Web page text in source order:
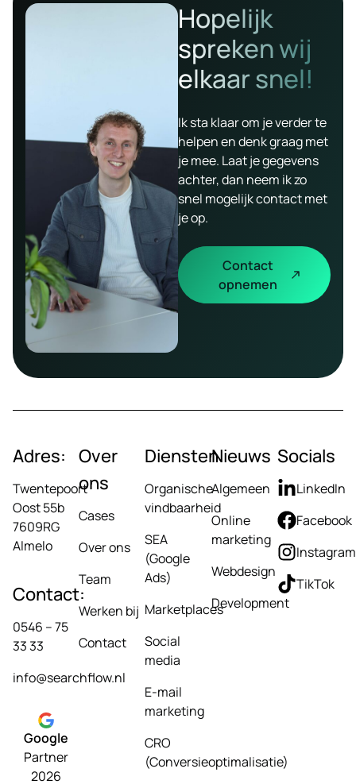
Hopelijk
spreken wij
elkaar snel!
Ik sta klaar om je verder te
helpen en denk graag met
je mee. Laat je gegevens
achter, dan neem ik zo
snel mogelijk contact met
je op.
Contact
opnemen
Adres:
Twentepoort
Oost 55b
7609RG
Almelo
Contact:
0546 – 75
33 33
info@searchflow.nl
Google
Partner
2026
Over
ons
Cases
Over ons
Team
Werken bij
Contact
Diensten
Organische
vindbaarheid
SEA
(Google
Ads)
Marketplaces
Social
media
E-mail
marketing
CRO
(Conversieoptimalisatie)
Nieuws
Algemeen
Online
marketing
Webdesign
Development
Socials
LinkedIn
Facebook
Instagram
TikTok